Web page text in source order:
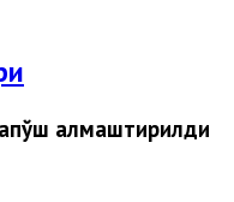
алмаштирилди